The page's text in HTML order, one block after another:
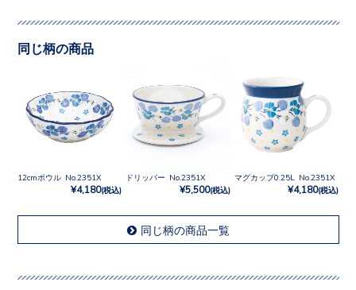
同じ柄の商品
12cmボウル No.2351X
¥4,180(税込)
ドリッパー No.2351X
¥5,500(税込)
マグカップ0.25L No.2351X
¥4,180(税込)
同じ柄の商品一覧